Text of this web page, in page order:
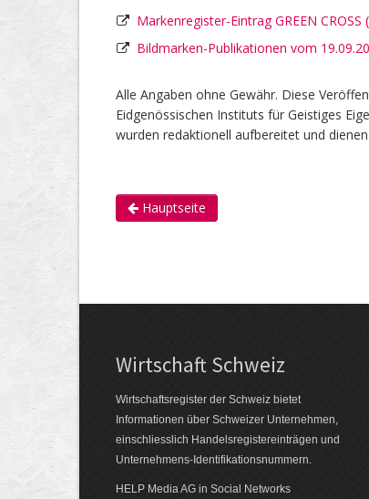
Markenregister-Eintrag GREEN
Bildmarken-Publikationen vom
Alle Angaben ohne Gewähr. Diese
Eidgenössischen Instituts für Geistiges
wurden redaktionell aufbereitet und
Hauptseite
Wirtschaft Schweiz
Wirtschaftsregister der Schweiz bietet
Informationen über Schweizer Unternehmen,
einschliesslich Handelsregistereinträgen und
Unternehmens-Identifikationsnummern.
HELP Media AG in Social Networks